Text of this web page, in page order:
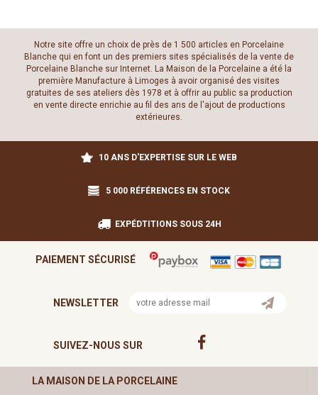
Notre site offre un choix de près de 1 500 articles en Porcelaine
Blanche qui en font un des premiers sites spécialisés de la vente de
Porcelaine Blanche sur Internet. La Maison de la Porcelaine a été la
première Manufacture à Limoges à avoir organisé des visites
gratuites de ses ateliers dès 1978 et à offrir au public sa production
en vente directe enrichie au fil des ans de l'ajout de productions
extérieures.
10 ANS D'EXPERTISE SUR LE WEB
5 000 RÉFÉRENCES EN STOCK
EXPÉDTITIONS SOUS 24H
PAIEMENT SÉCURISÉ
NEWSLETTER
SUIVEZ-NOUS SUR
LA MAISON DE LA PORCELAINE